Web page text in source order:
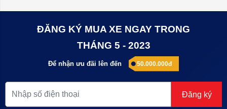
ĐĂNG KÝ MUA XE NGAY TRONG
THÁNG 5 - 2023
Để nhận ưu đãi lên đến 50.000.000đ
Đăng ký